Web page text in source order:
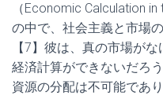
（Economic Calculation
の中で、社会主義と市場
【7】彼は、真の市場が
経済計算ができないだろ
資源の分配は不可能であ